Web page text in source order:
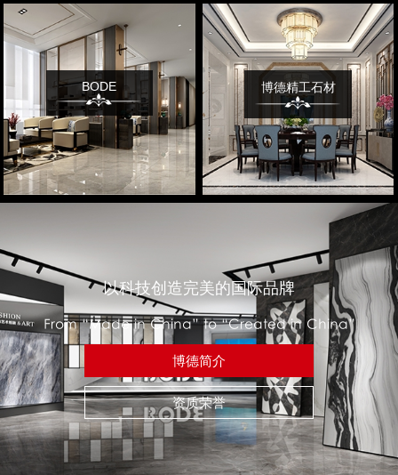
BODE 博德精工石材
以科技创造完美的国际品牌
From “Made in China” to “Created in China”
博德简介
资质荣誉